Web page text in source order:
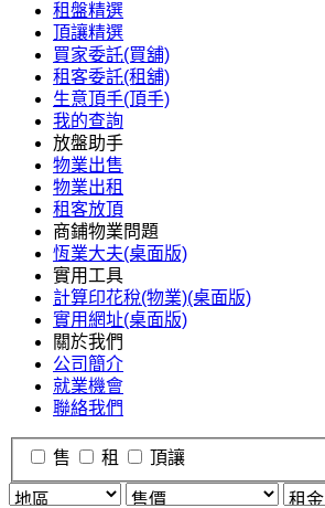
租盤精選
頂讓精選
買家委託(買舖)
租客委託(租舖)
生意頂手(頂手)
我的查詢
放盤助手
物業出售
物業出租
租客放頂
商鋪物業問題
恆業大夫(桌面版)
實用工具
計算印花稅(物業)(桌面版)
實用網址(桌面版)
關於我們
公司簡介
就業機會
聯絡我們
售 租 頂讓